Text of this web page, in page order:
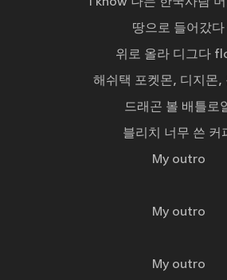
땅으로 들어갔다
위로 올라 디그다
해쉬택 포켓몬, 디지몬,
드래곤 볼 배틀로
블리치 너무 쓴 커
My outro
My outro
My outro